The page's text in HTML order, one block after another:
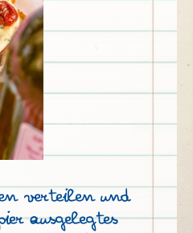
verteilen und
ausgelegtes